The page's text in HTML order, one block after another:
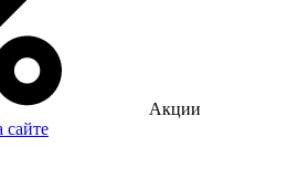
Акции
сайте